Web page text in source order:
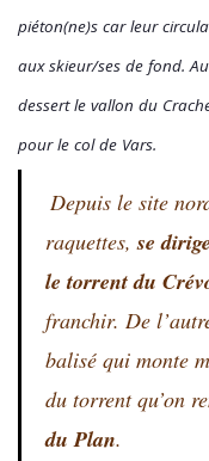
piéton(ne)s car leur
aux skieur/ses de fond.
dessert le vallon du
pour le col de Vars.
Depuis le site
raquettes,se
le torrent du
franchir. De
balisé qui monte
du torrent qu’on
du Plan.